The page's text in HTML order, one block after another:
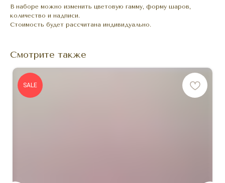
В наборе можно изменить цветовую гамму, форму шаров,
количество и надписи.
Стоимость будет рассчитана индивидуально.
Смотрите также
SALE